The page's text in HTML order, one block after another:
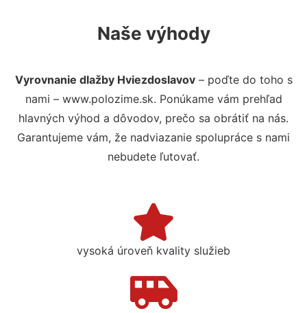
Naše výhody
Vyrovnanie dlažby Hviezdoslavov– poďte do toho s
nami – www.polozime.sk. Ponúkame vám prehľad
hlavných výhod a dôvodov, prečo sa obrátiť na nás.
Garantujeme vám, že nadviazanie spolupráce s nami
nebudete ľutovať.
vysoká úroveň kvality služieb